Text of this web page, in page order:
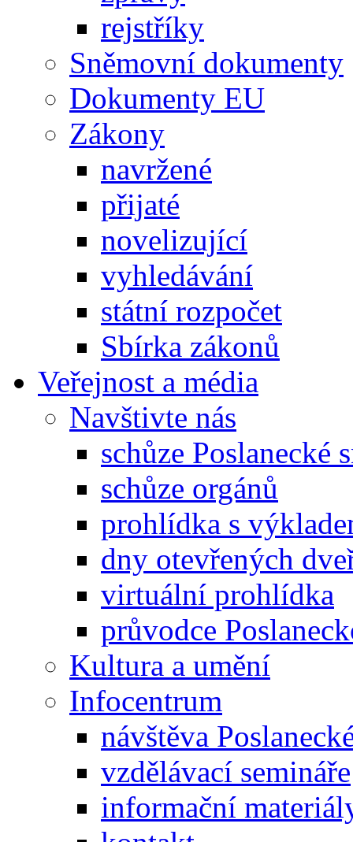
rejstříky
Sněmovní dokumenty
Dokumenty EU
Zákony
navržené
přijaté
novelizující
vyhledávání
státní rozpočet
Sbírka zákonů
Veřejnost a média
Navštivte nás
schůze Poslanecké
schůze orgánů
prohlídka s
dny otevřených
virtuální prohlídka
průvodce
Kultura a umění
Infocentrum
návštěva
vzdělávací semináře
informační